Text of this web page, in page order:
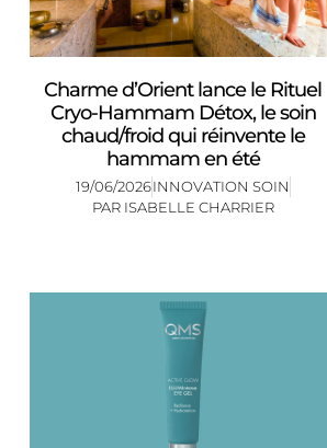
Charme d’Orient lance le Rituel
Cryo-Hammam Détox, le soin
chaud/froid qui réinvente le
hammam en été
19/06/2026INNOVATION SOIN
PAR ISABELLE CHARRIER